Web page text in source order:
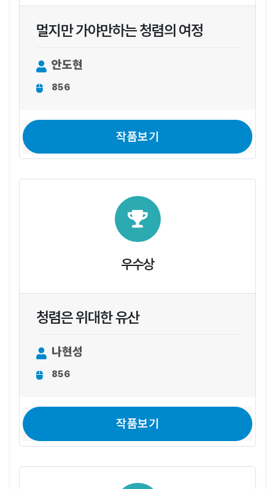
멀지만 가야만하는 청렴의 여정
안도현
856
작품보기
우수상
청렴은 위대한 유산
나현성
856
작품보기